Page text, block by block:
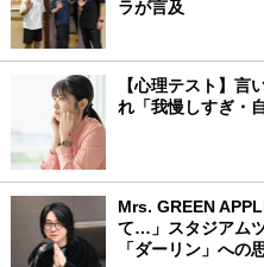
ラが言及
【心理テスト】
れ「我慢しすぎ・
Mrs. GREEN
て…」スタジアム
「ダーリン」への